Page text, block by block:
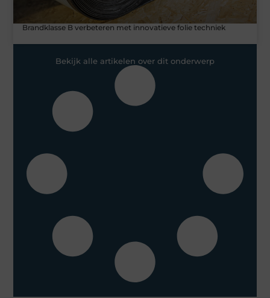
Brandklasse B verbeteren met innovatieve folie techniek
Bekijk alle artikelen over dit onderwerp